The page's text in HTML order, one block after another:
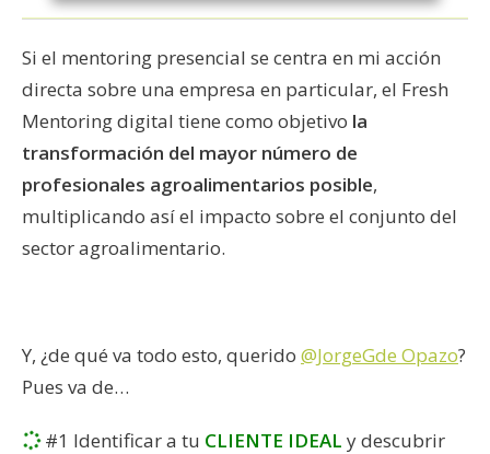
Si el mentoring presencial se centra en mi acción
directa sobre una empresa en particular, el Fresh
Mentoring digital tiene como objetivo la
transformación del mayor número de
profesionales agroalimentarios posible,
multiplicando así el impacto sobre el conjunto del
sector agroalimentario.
Y, ¿de qué va todo esto, querido @JorgeGde Opazo?
Pues va de…
#1 Identificar a tu CLIENTE IDEAL y descubrir